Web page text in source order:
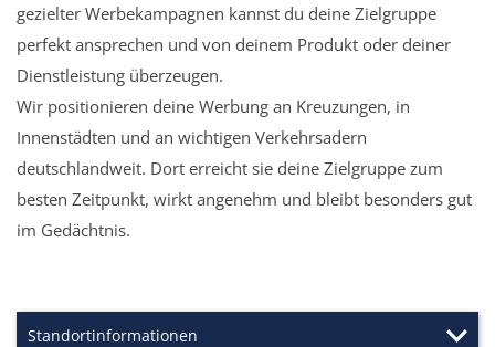
gezielter Werbekampagnen kannst du deine Zielgruppe
perfekt ansprechen und von deinem Produkt oder deiner
Dienstleistung überzeugen.
Wir positionieren deine Werbung an Kreuzungen, in
Innenstädten und an wichtigen Verkehrsadern
deutschlandweit. Dort erreicht sie deine Zielgruppe zum
besten Zeitpunkt, wirkt angenehm und bleibt besonders gut
im Gedächtnis.
Standortinformationen